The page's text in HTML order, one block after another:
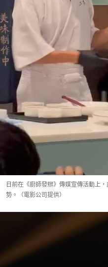
日前在《廚師發辦》傳媒宣傳活動上
勢。（電影公司提供）